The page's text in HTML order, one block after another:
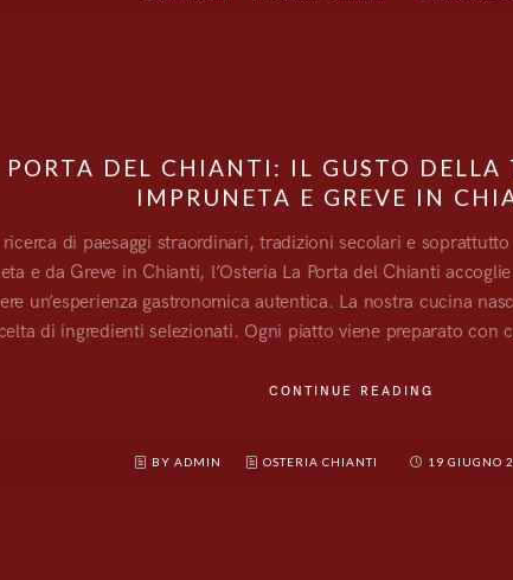
PORTA DEL CHIANTI: IL GUSTO
IMPRUNETA E GREVE IN
di paesaggi straordinari, tradizioni secolari e
e da Greve in Chianti, l’Osteria La Porta del Chianti
un’esperienza gastronomica autentica. La nostra cucina
di ingredienti selezionati. Ogni piatto viene preparato con
CONTINUE READING
BY ADMIN OSTERIA CHIANTI 19 GIUGNO